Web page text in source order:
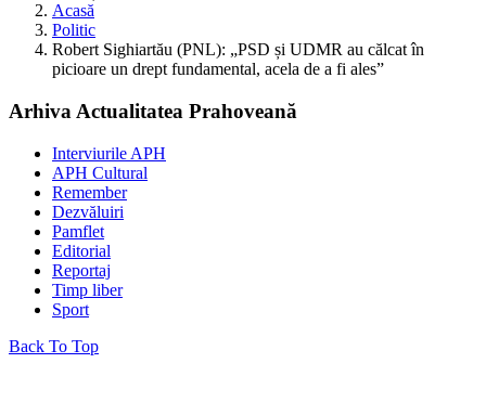
Acasă
Politic
Robert Sighiartău (PNL): „PSD și UDMR au călcat în
picioare un drept fundamental, acela de a fi ales”
Arhiva Actualitatea Prahoveană
Interviurile APH
APH Cultural
Remember
Dezvăluiri
Pamflet
Editorial
Reportaj
Timp liber
Sport
Back To Top